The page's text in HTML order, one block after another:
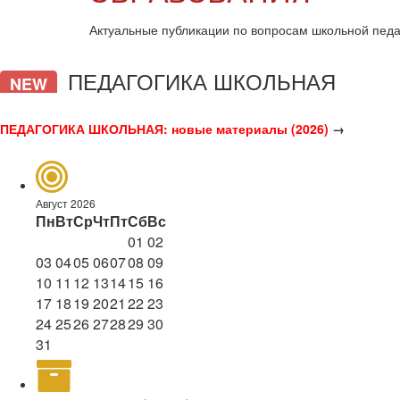
Актуальные публикации по вопросам школьной
NEW ПЕДАГОГИКА ШКОЛЬНАЯ
ПЕДАГОГИКА ШКОЛЬНАЯ: новые материалы (2026) →
Август 2026
ПнВтСрЧтПтСбВс
01 02
03 0405060708 09
10 11 12 131415 16
17 1819 2021 2223
242526272829 30
31